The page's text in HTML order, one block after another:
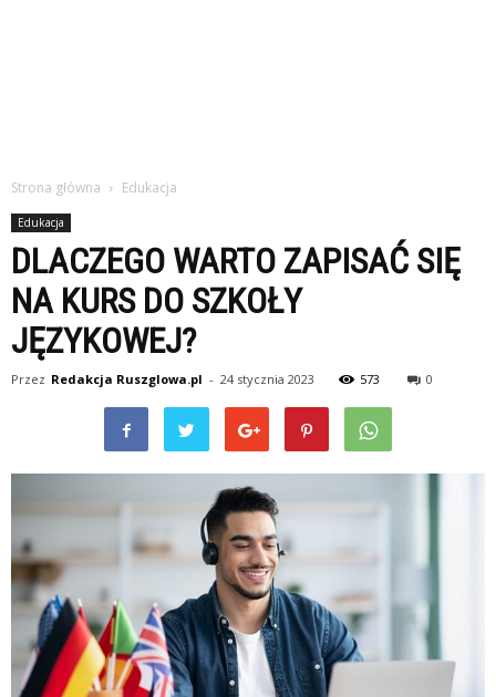
Strona główna Edukacja
Edukacja
DLACZEGO WARTO ZAPISAĆ SIĘ
NA KURS DO SZKOŁY
JĘZYKOWEJ?
Przez Redakcja Ruszglowa.pl - 24 stycznia 2023 573 0